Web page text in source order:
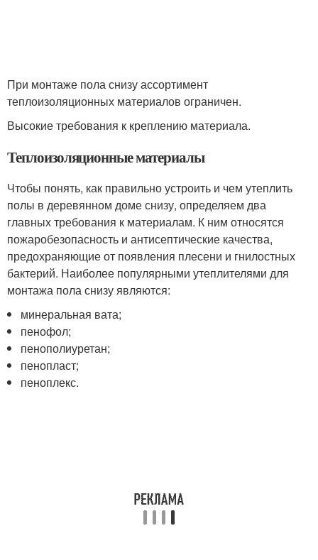
При монтаже пола снизу ассортимент
теплоизоляционных материалов ограничен.
Высокие требования к креплению материала.
Теплоизоляционные материалы
Чтобы понять, как правильно устроить и чем утеплить
полы в деревянном доме снизу, определяем два
главных требования к материалам. К ним относятся
пожаробезопасность и антисептические качества,
предохраняющие от появления плесени и гнилостных
бактерий. Наиболее популярными утеплителями для
монтажа пола снизу являются:
минеральная вата;
пенофол;
пенополиуретан;
пенопласт;
пеноплекс.